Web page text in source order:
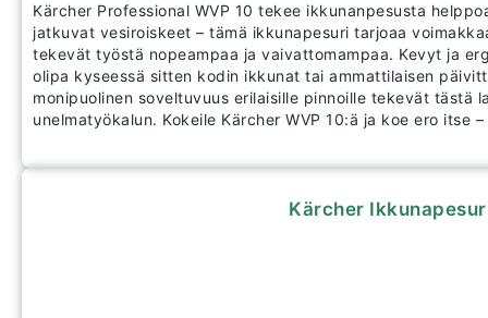
Kärcher Professional WVP 10 tekee ikkunanpesusta
jatkuvat vesiroiskeet – tämä ikkunapesuri tarjoaa
tekevät työstä nopeampaa ja vaivattomampaa. Kevyt ja
olipa kyseessä sitten kodin ikkunat tai ammattilaisen
monipuolinen soveltuvuus erilaisille pinnoille tekevät tästä
unelmatyökalun. Kokeile Kärcher WVP 10:ä ja koe ero itse
Kärcher